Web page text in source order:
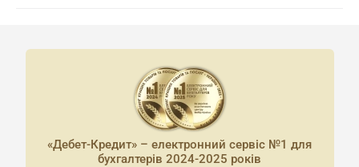
«Дебет-Кредит» – електронний сервіс №1 для
бухгалтерів 2024-2025 років